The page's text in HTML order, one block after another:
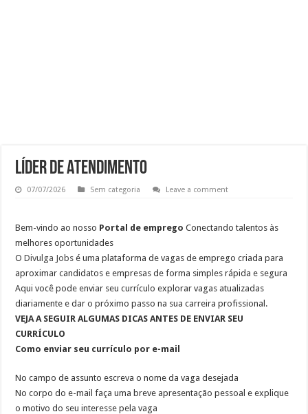
LÍDER DE ATENDIMENTO
07/07/2026 Sem categoria Leave a comment
Bem-vindo ao nosso Portal de emprego Conectando talentos às
melhores oportunidades
ODivulga Jobs é uma plataforma de vagas de emprego criada para
aproximar candidatos e empresas de forma simples rápida e segura
Aqui você pode enviar seu currículo explorar vagas atualizadas
diariamente e dar o próximo passo na sua carreira profissional.
VEJA A SEGUIR ALGUMAS DICAS ANTES DE ENVIAR SEU
CURRÍCULO
Como enviar seu currículo por e-mail
No campo de assunto escreva o nome da vaga desejada
No corpo do e-mail faça uma breve apresentação pessoal e explique
o motivo do seu interesse pela vaga